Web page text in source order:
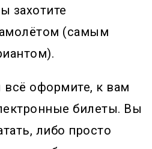
захотите
(самым
всё оформите, к вам
билеты. Вы
либо просто